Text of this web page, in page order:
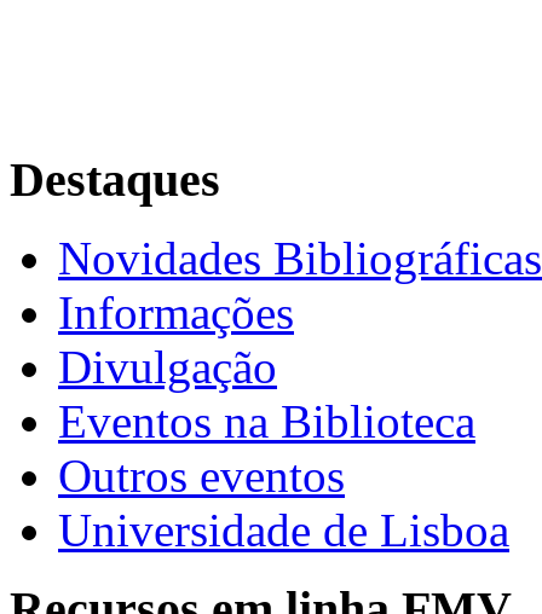
Destaques
Novidades Bibliográficas
Informações
Divulgação
Eventos na Biblioteca
Outros eventos
Universidade de Lisboa